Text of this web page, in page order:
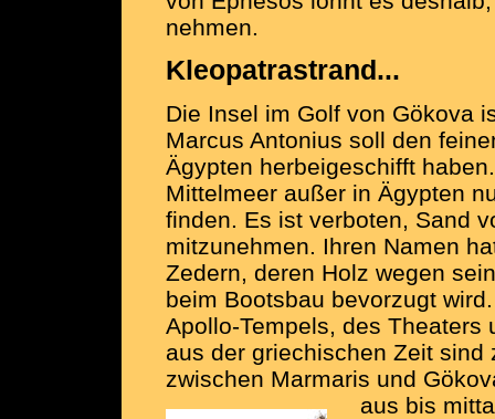
nehmen.
Kleopatrastrand...
Die Insel im Golf von Gökova
Marcus Antonius soll den
Ägypten herbeigeschifft
Mittelmeer außer in Ägypten
finden. Es ist verboten, Sand
mitzunehmen. Ihren Namen
Zedern, deren Holz wegen
beim Bootsbau bevorzugt
Apollo-Tempels, des Theaters
aus der griechischen Zeit
zwischen Marmaris und
aus bis